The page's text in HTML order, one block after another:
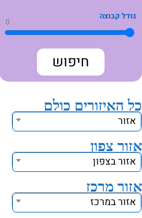
גודל קבוצה
0
כל האיזורים כולם
אזור
אזור צפון
אזור בצפון
אזור מרכז
אזור במרכז